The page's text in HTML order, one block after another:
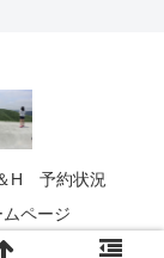
H 予約状況
ムページ